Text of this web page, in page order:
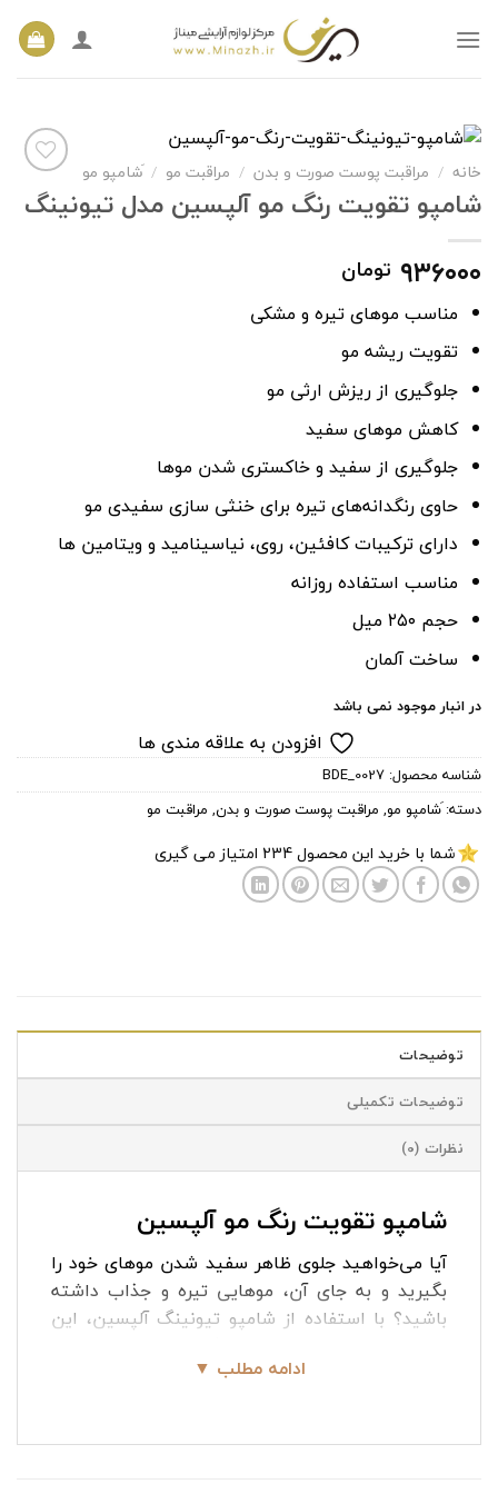
خانه / مراقبت پوست صورت و بدن / مراقبت مو / َشامپو مو
شامپو تقویت رنگ مو آلپسین مدل تیونینگ
۹۳۶۰۰۰ تومان
مناسب موهای تیره و مشکی
تقویت ریشه مو
جلوگیری از ریزش ارثی مو
کاهش موهای سفید
جلوگیری از سفید و خاکستری شدن موها
حاوی رنگدانه‌های تیره برای خنثی سازی سفیدی مو
دارای ترکیبات کافئین، روی، نیاسینامید و ویتامین ها
مناسب استفاده روزانه
حجم ۲۵۰ میل
ساخت آلمان
در انبار موجود نمی باشد
افزودن به علاقه مندی ها
شناسه محصول: BDE_0027
دسته:َشامپو مو, مراقبت پوست صورت و بدن, مراقبت مو
شما با خرید این محصول234 امتیاز می گیری
توضیحات
توضیحات تکمیلی
نظرات (0)
شامپو تقویت رنگ مو آلپسین
آیا می‌خواهید جلوی ظاهر سفید شدن موهای خود را
بگیرید و به جای آن، موهایی تیره و جذاب داشته
باشید؟ با استفاده از شامپو تیونینگ آلپسین، این
خاکستری نمایانتر می‌شوند و این امر ممکن است
ادامه مطلب ▼